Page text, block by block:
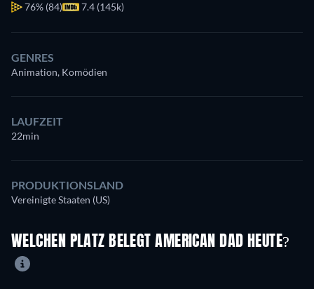
76% (84) 7.4 (145k)
GENRES
Animation, Komödien
LAUFZEIT
22min
PRODUKTIONSLAND
Vereinigte Staaten (US)
WELCHEN PLATZ BELEGT AMERICAN DAD HEUTE?